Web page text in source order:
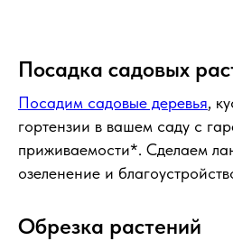
Посадка садовых
Посадим садовые деревья,
гортензии в вашем саду с
приживаемости*. Сделаем
озеленение и
Обрезка растений